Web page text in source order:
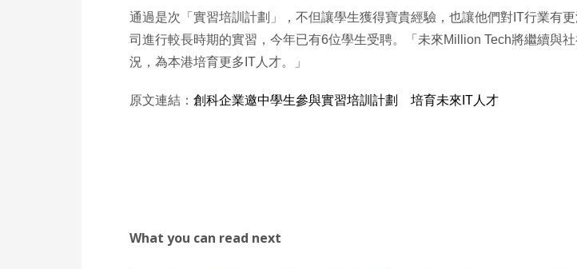
通過是次「實習培訓計劃」，不但讓學生獲得寶貴經驗，也讓他們對IT行業有
司進行較長時期的實習，今年已有6位學生受聘。「未來Million Tech將繼續與
況，為本港培育更多IT人才。」
原文連結： 創科企業邀中學生參與實習培訓計劃 培育未來IT人才
What you can read next